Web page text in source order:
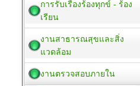
การรับเรื่องร้องทุกข์ - ร้อง
เรียน
งานสาธารณสุขและสิ่ง
แวดล้อม
งานตรวจสอบภายใน